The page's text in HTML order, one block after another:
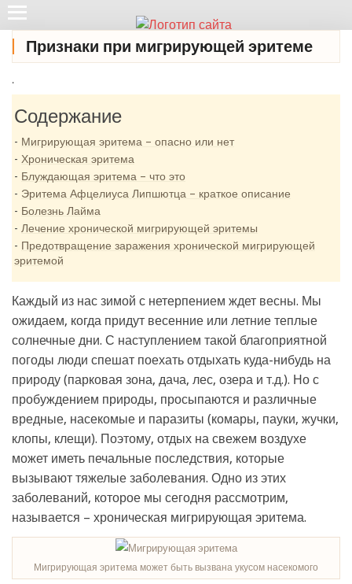
Признаки при мигрирующей эритеме
.
Содержание
Мигрирующая эритема – опасно или нет
Хроническая эритема
Блуждающая эритема – что это
Эритема Афцелиуса Липшютца – краткое описание
Болезнь Лайма
Лечение хронической мигрирующей эритемы
Предотвращение заражения хронической мигрирующей
эритемой
Каждый из нас зимой с нетерпением ждет весны. Мы
ожидаем, когда придут весенние или летние теплые
солнечные дни. С наступлением такой благоприятной
погоды люди спешат поехать отдыхать куда-нибудь на
природу (парковая зона, дача, лес, озера и т.д.). Но с
пробуждением природы, просыпаются и различные
вредные, насекомые и паразиты (комары, пауки, жучки,
клопы, клещи). Поэтому, отдых на свежем воздухе
может иметь печальные последствия, которые
вызывают тяжелые заболевания. Одно из этих
заболеваний, которое мы сегодня рассмотрим,
называется – хроническая мигрирующая эритема.
Мигрирующая эритема может быть вызвана укусом насекомого